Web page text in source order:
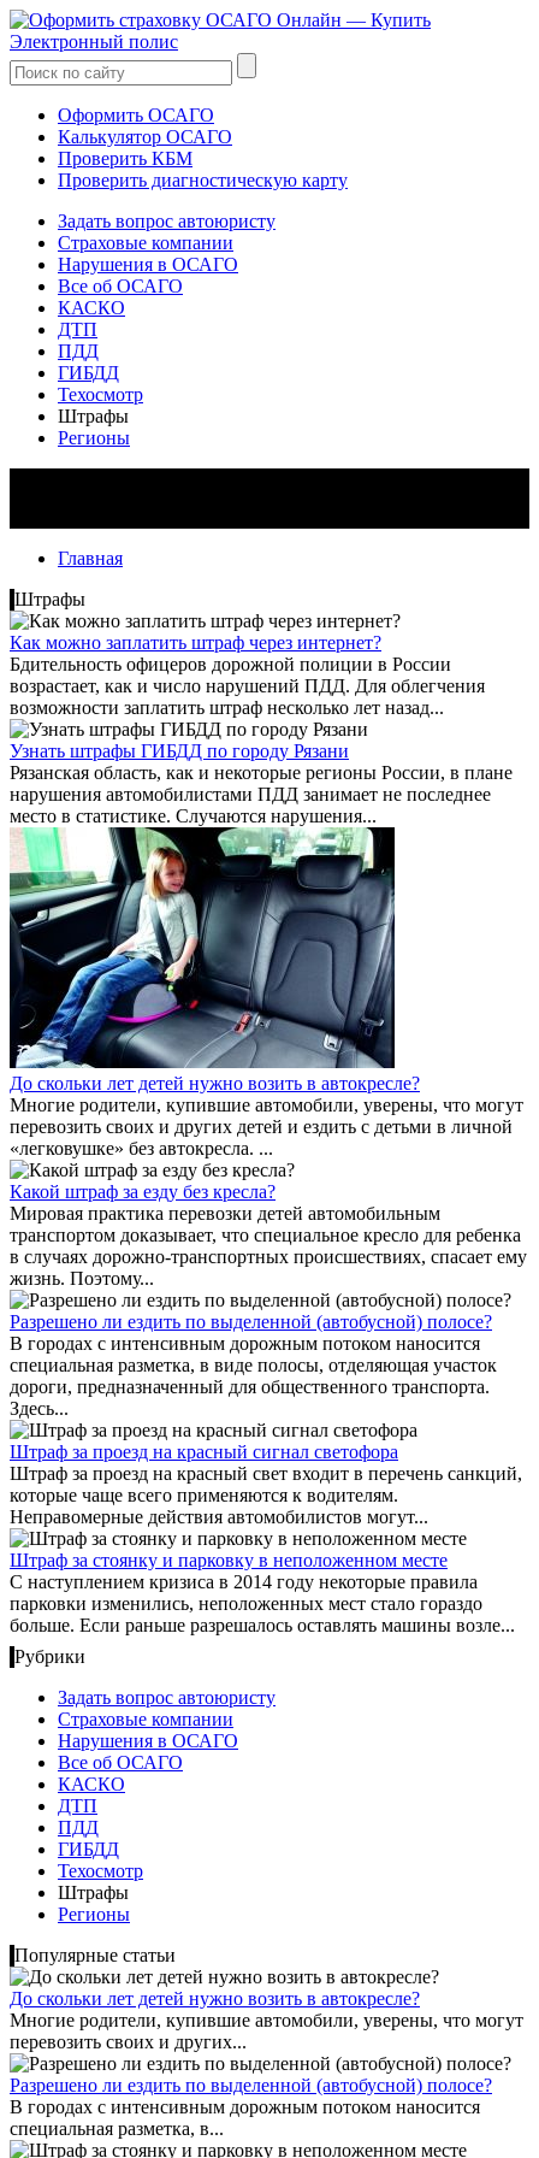
Оформить ОСАГО
Калькулятор ОСАГО
Проверить КБМ
Проверить диагностическую карту
Задать вопрос автоюристу
Страховые компании
Нарушения в ОСАГО
Все об ОСАГО
КАСКО
ДТП
ПДД
ГИБДД
Техосмотр
Штрафы
Регионы
Главная
Штрафы
Как можно заплатить штраф через интернет?
Бдительность офицеров дорожной полиции в России
возрастает, как и число нарушений ПДД. Для облегчения
возможности заплатить штраф несколько лет назад...
Узнать штрафы ГИБДД по городу Рязани
Рязанская область, как и некоторые регионы России, в плане
нарушения автомобилистами ПДД занимает не последнее
место в статистике. Случаются нарушения...
До скольки лет детей нужно возить в автокресле?
Многие родители, купившие автомобили, уверены, что могут
перевозить своих и других детей и ездить с детьми в личной
«легковушке» без автокресла. ...
Какой штраф за езду без кресла?
Мировая практика перевозки детей автомобильным
транспортом доказывает, что специальное кресло для ребенка
в случаях дорожно-транспортных происшествиях, спасает ему
жизнь. Поэтому...
Разрешено ли ездить по выделенной (автобусной) полосе?
В городах с интенсивным дорожным потоком наносится
специальная разметка, в виде полосы, отделяющая участок
дороги, предназначенный для общественного транспорта.
Здесь...
Штраф за проезд на красный сигнал светофора
Штраф за проезд на красный свет входит в перечень санкций,
которые чаще всего применяются к водителям.
Неправомерные действия автомобилистов могут...
Штраф за стоянку и парковку в неположенном месте
С наступлением кризиса в 2014 году некоторые правила
парковки изменились, неположенных мест стало гораздо
больше. Если раньше разрешалось оставлять машины возле...
Рубрики
Задать вопрос автоюристу
Страховые компании
Нарушения в ОСАГО
Все об ОСАГО
КАСКО
ДТП
ПДД
ГИБДД
Техосмотр
Штрафы
Регионы
Популярные статьи
До скольки лет детей нужно возить в автокресле?
Многие родители, купившие автомобили, уверены, что могут
перевозить своих и других...
Разрешено ли ездить по выделенной (автобусной) полосе?
В городах с интенсивным дорожным потоком наносится
специальная разметка, в...